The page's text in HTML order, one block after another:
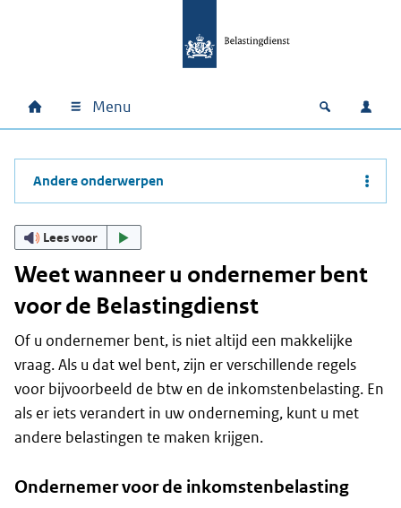
Hoofdnavigatie
Home Menu Open
Andere onderwerpen
Lees voor
Weet wanneer u ondernemer bent
voor de Belastingdienst
Of u ondernemer bent, is niet altijd een makkelijke
vraag. Als u dat wel bent, zijn er verschillende regels
voor bijvoorbeeld de btw en de inkomstenbelasting. En
als er iets verandert in uw onderneming, kunt u met
andere belastingen te maken krijgen.
Ondernemer voor de inkomstenbelasting